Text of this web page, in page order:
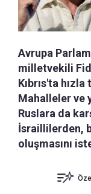
Avrupa
milletvekili
Kıbrıs'ta
Mahalleler ve
Ruslara da
İsraillilerden,
oluşmasını